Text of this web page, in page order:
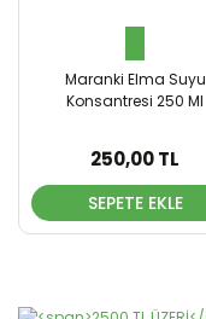
Maranki Elma Suyu
Konsantresi 250 Ml
250,00 TL
SEPETE EKLE